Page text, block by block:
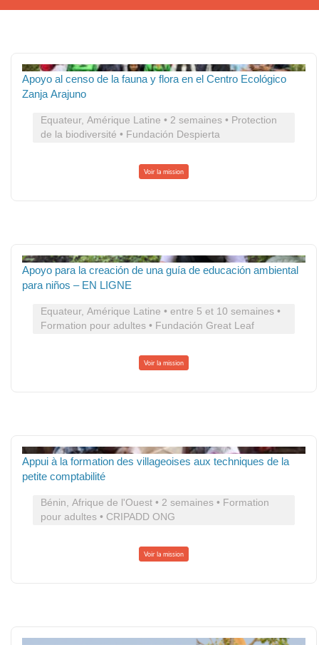
Apoyo al censo de la fauna y flora en el Centro Ecológico
Zanja Arajuno
Equateur, Amérique Latine • 2 semaines • Protection
de la biodiversité • Fundación Despierta
Voir la mission
Apoyo para la creación de una guía de educación ambiental
para niños – EN LIGNE
Equateur, Amérique Latine • entre 5 et 10 semaines •
Formation pour adultes • Fundación Great Leaf
Voir la mission
Appui à la formation des villageoises aux techniques de la
petite comptabilité
Bénin, Afrique de l'Ouest • 2 semaines • Formation
pour adultes • CRIPADD ONG
Voir la mission